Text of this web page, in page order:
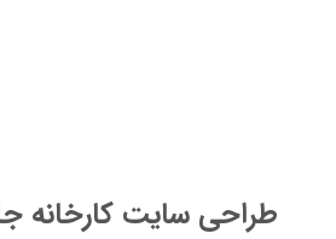
طراحی سایت کارخانه